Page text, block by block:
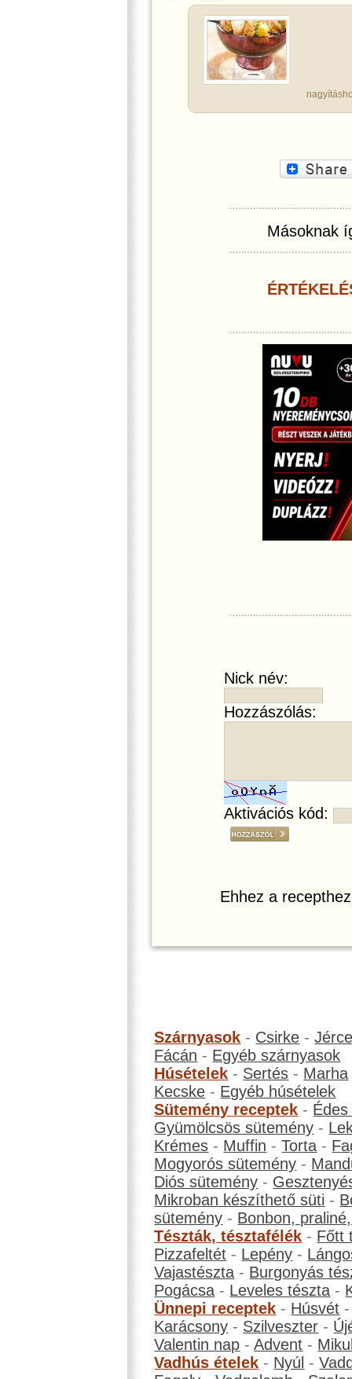
Másoknak
Nick név:
Hozzászólás:
Aktivációs kód:
Ehhez a
Szárnyasok - Csirke -
Fácán - Egyéb szárnyasok
Húsételek - Sertés - Marha
Kecske - Egyéb húsételek
Sütemény receptek -
Gyümölcsös sütemény -
Krémes - Muffin -Torta -
Mogyorós sütemény -
Diós sütemény -
Mikroban készíthető süti -
sütemény - Bonbon,
Tészták, tésztafélék - Főtt
Pizzafeltét - Lepény -
Vajastészta - Burgonyás
Pogácsa - Leveles tészta -
Ünnepi receptek - Húsvét
Karácsony - Szilveszter -
Valentin nap -Advent -
Vadhús ételek - Nyúl -